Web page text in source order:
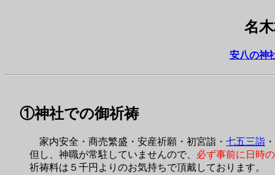
名
安八の神
①神社での御祈祷
家内安全・商売繁盛・安産祈願・初宮詣・ 七五三詣 ・
但し、神職が常駐していませんので、 必ず事前に日時
祈祷料は５千円よりのお気持ちで頂戴しております。